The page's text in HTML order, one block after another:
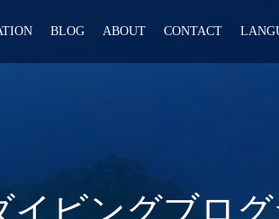
BLOG ABOUT CONTACT
イビングブロ